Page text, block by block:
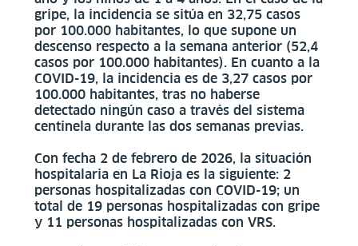
gripe, la incidencia se sitúa en 32,75 casos
por 100.000 habitantes, lo que supone un
descenso respecto a la semana anterior (52,4
casos por 100.000 habitantes). En cuanto a la
COVID-19, la incidencia es de 3,27 casos por
100.000 habitantes, tras no haberse
detectado ningún caso a través del sistema
centinela durante las dos semanas previas.
Con fecha 2 de febrero de 2026, la situación
hospitalaria en La Rioja es la siguiente: 2
personas hospitalizadas con COVID-19; un
total de 19 personas hospitalizadas con gripe
y 11 personas hospitalizadas con VRS.